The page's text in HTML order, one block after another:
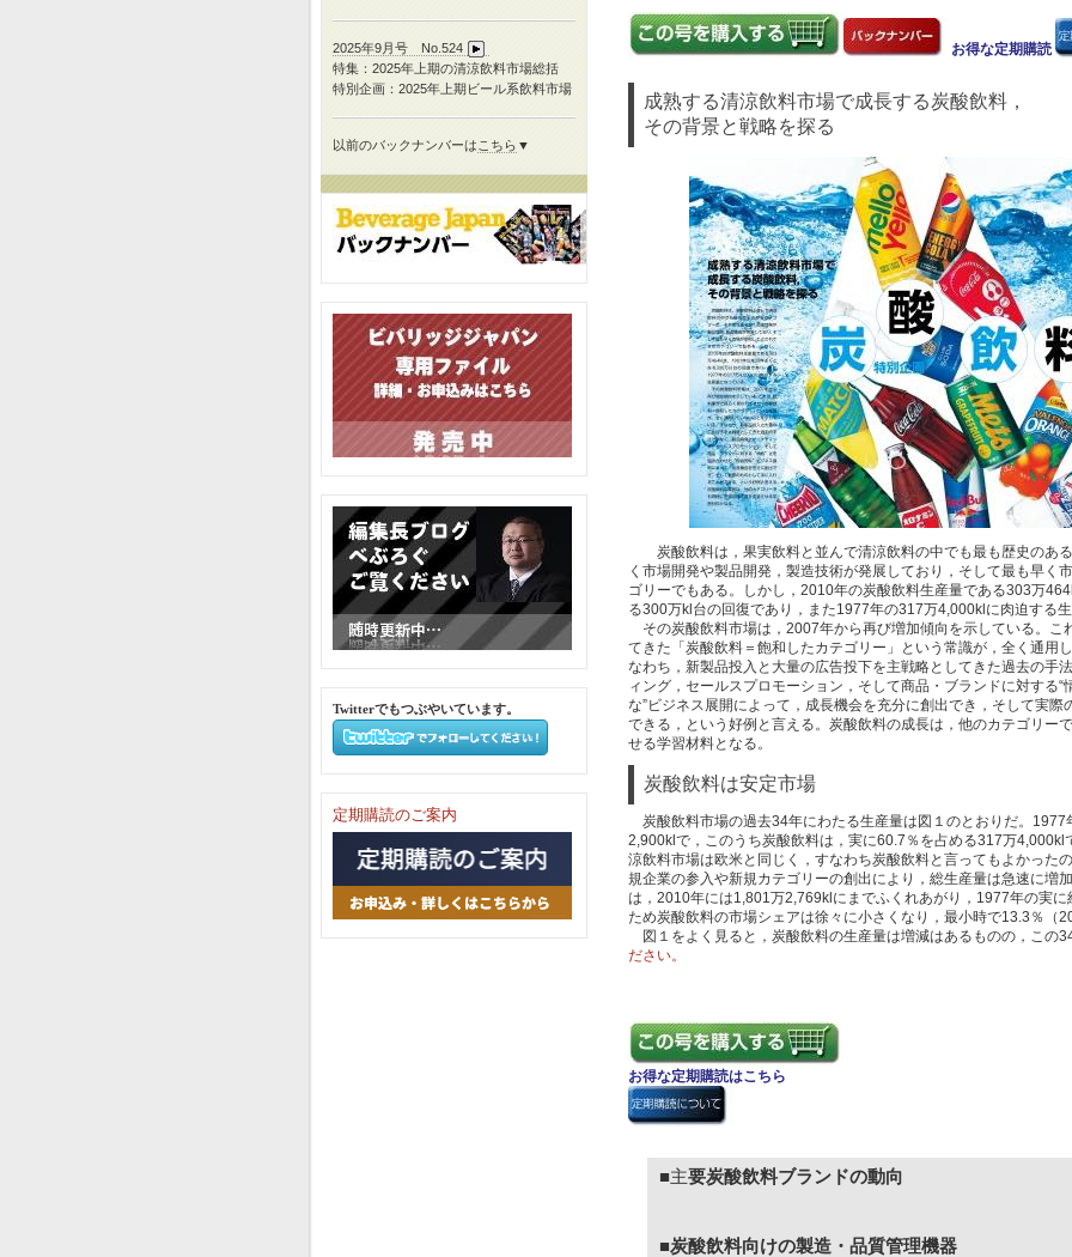
お得な定期購読
成熟する清涼飲料市場で成長する炭酸飲料，
その背景と戦略を探る
炭酸飲料は，果実飲料と並んで清涼飲料の中でも最も歴史のあ
く市場開発や製品開発，製造技術が発展しており，そして最も早く
ゴリーでもある。しかし，2010年の炭酸飲料生産量である303万
る300万kl台の回復であり，また1977年の317万4,000klに肉迫する
その炭酸飲料市場は，2007年から再び増加傾向を示している。こ
てきた「炭酸飲料＝飽和したカテゴリー」という常識が，全く通用
なわち，新製品投入と大量の広告投下を主戦略としてきた過去の手
ィング，セールスプロモーション，そして商品・ブランドに対する“
な”ビジネス展開によって，成長機会を充分に創出でき，そして実際
できる，という好例と言える。炭酸飲料の成長は，他のカテゴリー
せる学習材料となる。
炭酸飲料は安定市場
炭酸飲料市場の過去34年にわたる生産量は図１のとおりだ。1977
2,900klで，このうち炭酸飲料は，実に60.7％を占める317万4,000kl
涼飲料市場は欧米と同じく，すなわち炭酸飲料と言ってもよかった
規企業の参入や新規カテゴリーの創出により，総生産量は急速に増
は，2010年には1,801万2,769klにまでふくれあがり，1977年の実
ため炭酸飲料の市場シェアは徐々に小さくなり，最小時で13.3％（
図１をよく見ると，炭酸飲料の生産量は増減はあるものの，この
ださい。
お得な定期購読はこちら
■主要炭酸飲料ブランドの動向
■炭酸飲料向けの製造・品質管理機器
2025年9月号 No.524
特集： 2025年上期の清涼飲料市場総括
特別企画： 2025年上期ビール系飲料市場
以前のバックナンバーは こちら ▼
Twitterでもつぶやいています。
定期購読のご案内